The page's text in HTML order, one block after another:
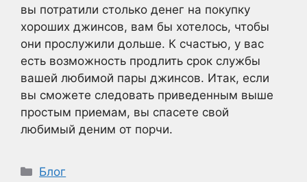
вы потратили столько денег на покупку
хороших джинсов, вам бы хотелось, чтобы
они прослужили дольше. К счастью, у вас
есть возможность продлить срок службы
вашей любимой пары джинсов. Итак, если
вы сможете следовать приведенным выше
простым приемам, вы спасете свой
любимый деним от порчи.
Рубрики
Блог